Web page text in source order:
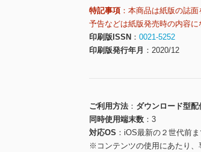
特記事項
本商品は紙版の誌
予告などは紙版発売時の内容に
印刷版ISSN
0021-5252
印刷版発行年月
2020/12
ご利用方法
ダウンロード型配
同時使用端末数
3
対応OS
iOS最新の２世代前
※コンテンツの使用にあたり